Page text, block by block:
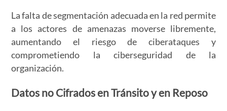
La falta de segmentación adecuada en la red permite
a los actores de amenazas moverse libremente,
aumentando el riesgo de ciberataques y
comprometiendo la ciberseguridad de la
organización.
Datos no Cifrados en Tránsito y en Reposo